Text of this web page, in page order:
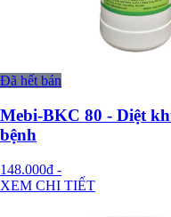
Đã hết bán
Mebi-BKC 80 - Diệt
bệnh
148.000đ -
XEM CHI TIẾT